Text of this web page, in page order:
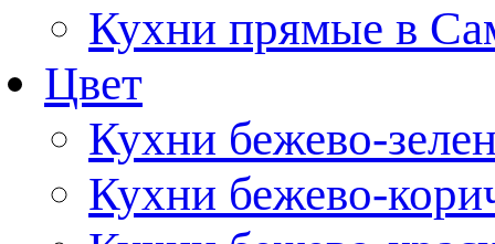
Кухни прямые в
Цвет
Кухни бежево-
Кухни бежево-